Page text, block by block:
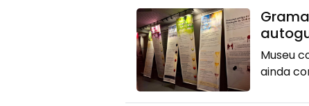
Museu
ainda